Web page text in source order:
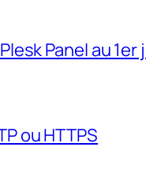
Panel au 1er
ou HTTPS